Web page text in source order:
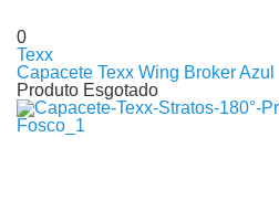
0
Texx
Capacete Texx Wing Broker Azul
Produto Esgotado